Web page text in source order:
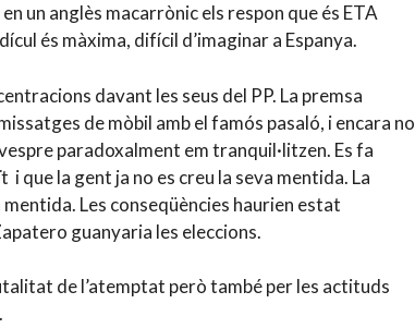
un anglès macarrònic els respon que és ETA
és màxima, difícil d’imaginar a Espanya.
davant les seus del PP. La premsa
de mòbil amb el famós pasaló, i encara no
paradoxalment em tranquil·litzen. Es fa
que la gent ja no es creu la seva mentida. La
Les conseqüències haurien estat
guanyaria les eleccions.
de l’atemptat però també per les actituds